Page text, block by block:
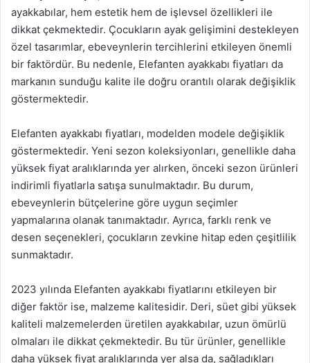
ayakkabılar, hem estetik hem de işlevsel özellikleri ile
dikkat çekmektedir. Çocukların ayak gelişimini destekleyen
özel tasarımlar, ebeveynlerin tercihlerini etkileyen önemli
bir faktördür. Bu nedenle, Elefanten ayakkabı fiyatları da
markanın sunduğu kalite ile doğru orantılı olarak değişiklik
göstermektedir.
Elefanten ayakkabı fiyatları, modelden modele değişiklik
göstermektedir. Yeni sezon koleksiyonları, genellikle daha
yüksek fiyat aralıklarında yer alırken, önceki sezon ürünleri
indirimli fiyatlarla satışa sunulmaktadır. Bu durum,
ebeveynlerin bütçelerine göre uygun seçimler
yapmalarına olanak tanımaktadır. Ayrıca, farklı renk ve
desen seçenekleri, çocukların zevkine hitap eden çeşitlilik
sunmaktadır.
2023 yılında Elefanten ayakkabı fiyatlarını etkileyen bir
diğer faktör ise, malzeme kalitesidir. Deri, süet gibi yüksek
kaliteli malzemelerden üretilen ayakkabılar, uzun ömürlü
olmaları ile dikkat çekmektedir. Bu tür ürünler, genellikle
daha yüksek fiyat aralıklarında yer alsa da, sağladıkları